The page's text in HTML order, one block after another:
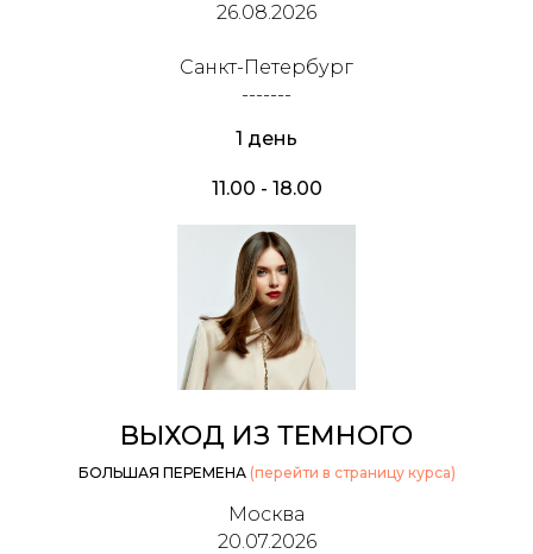
26.08.2026
Санкт-Петербург
-------
1 день
11.00 - 18.00
ВЫХОД ИЗ ТЕМНОГО
БОЛЬШАЯ ПЕРЕМЕНА (перейти в страницу курса)
Москва
20.07.2026